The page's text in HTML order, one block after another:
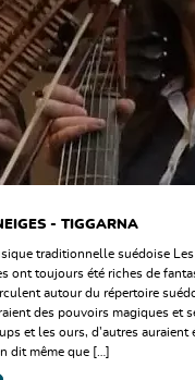
- TIGGARNA
traditionnelle suédoise
ont toujours été riches de
autour du répertoire
des pouvoirs magiques et
et les ours, d’autres auraient
dit même que […]